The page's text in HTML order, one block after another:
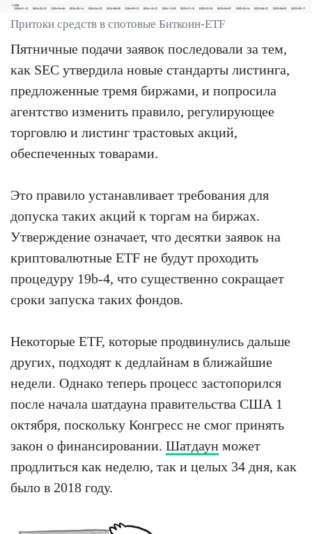
Притоки средств в спотовые Биткоин-ETF
Пятничные подачи заявок последовали за тем,
как SEC утвердила новые стандарты листинга,
предложенные тремя биржами, и попросила
агентство изменить правило, регулирующее
торговлю и листинг трастовых акций,
обеспеченных товарами.
Это правило устанавливает требования для
допуска таких акций к торгам на биржах.
Утверждение означает, что десятки заявок на
криптовалютные ETF не будут проходить
процедуру 19b-4, что существенно сокращает
сроки запуска таких фондов.
Некоторые ETF, которые продвинулись дальше
других, подходят к дедлайнам в ближайшие
недели. Однако теперь процесс застопорился
после начала шатдауна правительства США 1
октября, поскольку Конгресс не смог принять
закон о финансировании. Шатдаун может
продлиться как неделю, так и целых 34 дня, как
было в 2018 году.